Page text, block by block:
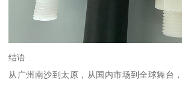
结语
从广州南沙到太原，从国内市场到全球舞台